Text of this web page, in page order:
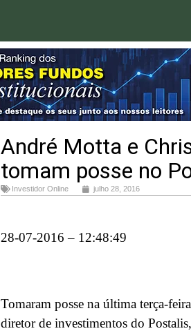
André Motta e
tomam posse no
Investidor Online julho 28, 2016
28-07-2016 – 12:48:49
Tomaram posse na última terça-
diretor de investimentos do